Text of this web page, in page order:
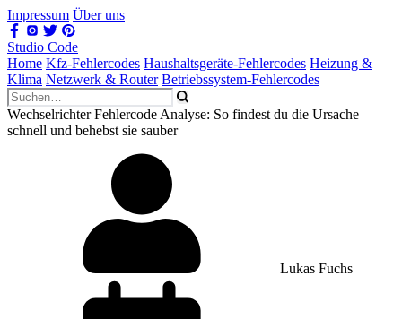
Impressum Über uns
Studio Code
Home Kfz-Fehlercodes Haushaltsgeräte-Fehlercodes Heizung &
Klima Netzwerk & Router Betriebssystem-Fehlercodes
Wechselrichter Fehlercode Analyse: So findest du die Ursache
schnell und behebst sie sauber
Lukas Fuchs